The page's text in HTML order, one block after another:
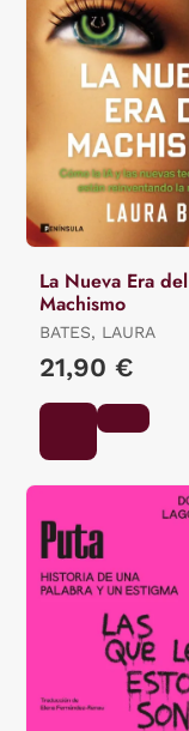
La Nueva Era del
Machismo
BATES, LAURA
21,90 €